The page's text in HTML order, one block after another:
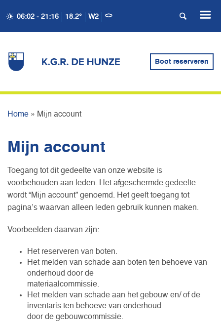
06:02 - 21:16 18.2° W2
Boot reserveren
Home » Mijn account
Mijn account
Toegang tot dit gedeelte van onze website is
voorbehouden aan leden. Het afgeschermde gedeelte
wordt “Mijn account” genoemd. Het geeft toegang tot
pagina’s waarvan alleen leden gebruik kunnen maken.
Voorbeelden daarvan zijn:
Het reserveren van boten.
Het melden van schade aan boten ten behoeve van
onderhoud door de
materiaalcommissie.
Het melden van schade aan het gebouw en/ of de
inventaris ten behoeve van onderhoud
door de gebouwcommissie.